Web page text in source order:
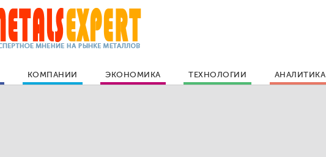
КОМПАНИИ ЭКОНОМИКА ТЕХНОЛОГИИ АНАЛИТИКА